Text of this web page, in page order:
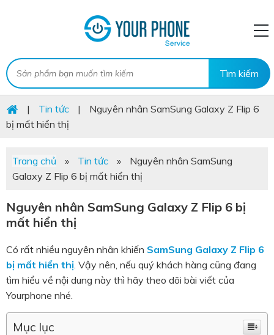
| Tin tức |
Nguyên nhân SamSung Galaxy Z Flip 6
bị mất hiển thị
Trang chủ » Tin tức »
Nguyên nhân SamSung
Galaxy Z Flip 6 bị mất hiển thị
Nguyên nhân SamSung Galaxy Z Flip 6 bị
mất hiển thị
Có rất nhiều nguyên nhân khiến SamSung Galaxy Z Flip 6
bị mất hiển thị. Vậy nên, nếu quý khách hàng cũng đang
tìm hiểu về nội dung này thì hãy theo dõi bài viết của
Yourphone nhé.
Mục lục